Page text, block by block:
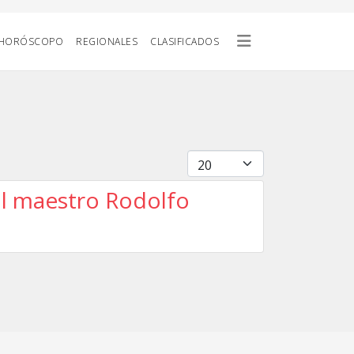
REGIONALES CLASIFICADOS
Cantidad
maestro Rodolfo